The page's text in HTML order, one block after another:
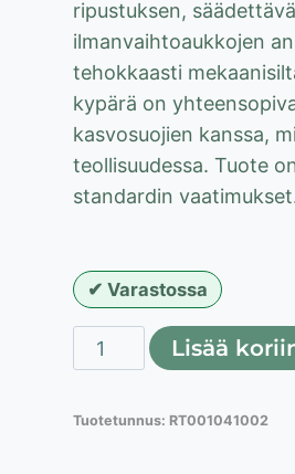
ripustuksen,
ilmanvaihtoaukkojen
tehokkaasti
kypärä on
kasvosuojien kanssa,
teollisuudessa. Tuote
standardin
Varastossa
Lahti
Pro
keltainen
Lisää
Tuotetunnus: RT001041002